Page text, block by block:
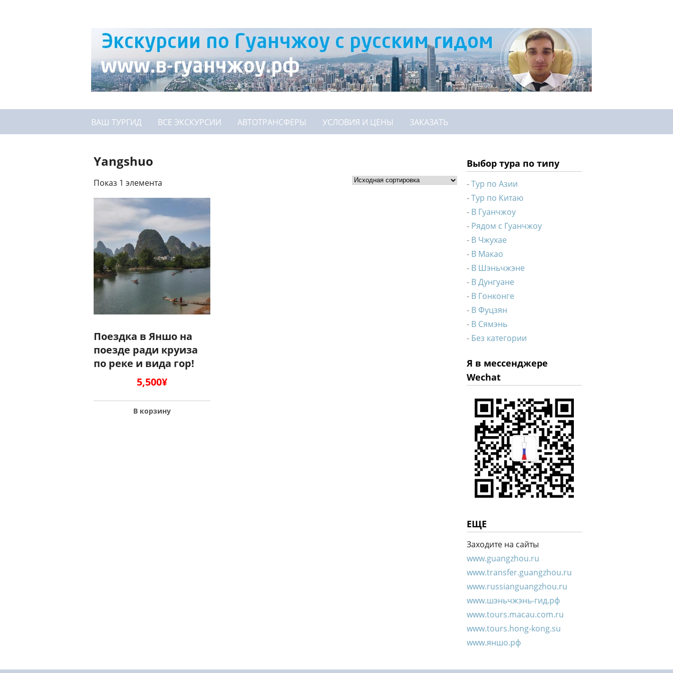
ВАШ ТУРГИД ВСЕ ЭКСКУРСИИ АВТОТРАНСФЕРЫ УСЛОВИЯ И ЦЕНЫ ЗАКАЗАТЬ
Yangshuo
Показ 1 элемента
Поездка в Яншо на
поезде ради круиза
по реке и вида гор!
5,500¥
В корзину
Выбор тура по типу
Тур по Азии
Тур по Китаю
В Гуанчжоу
Рядом с Гуанчжоу
В Чжухае
В Макао
В Шэньчжэне
В Дунгуане
В Гонконге
В Фуцзян
В Сямэнь
Без категории
Я в мессенджере
Wechat
ЕЩЕ
Заходите на сайты
www.guangzhou.ru
www.transfer.guangzhou.ru
www.russianguangzhou.ru
www.шэньчжэнь-гид.рф
www.tours.macau.com.ru
www.tours.hong-kong.su
www.яншо.рф